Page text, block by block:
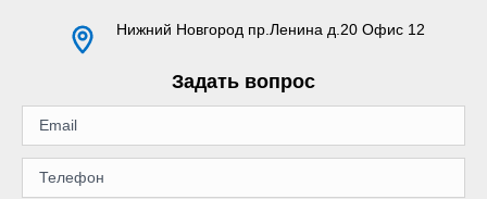
Нижний Новгород пр.Ленина д.20 Офис 12
Задать вопрос